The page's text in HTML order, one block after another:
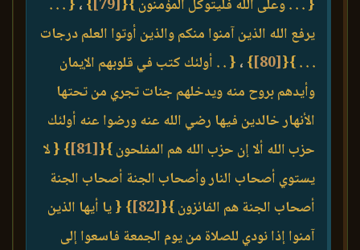
{ . . . وعلى الله فليتوكل المؤمنون }{
[79]
} ، { . . .
يرفع الله الذين آمنوا منكم والذين أوتوا العلم درجات
. . . }
{
[80]
} ، { . . أولئك كتب في قلوبهم الإيمان
وأيدهم بروح منه ويدخلهم جنات تجري من تحتها
الأنهار خالدين فيها رضي الله عنه ورضوا عنه أولئك
حزب الله ألا إن حزب الله هم المفلحون }{
[81]
} { لا
يستوي أصحاب النار وأصحاب الجنة أصحاب الجنة
أصحاب الجنة هم الفائزون }{
[82]
} { يا أيها الذين
آمنوا إذا نودي للصلاة من يوم الجمعة فاسعوا إلى